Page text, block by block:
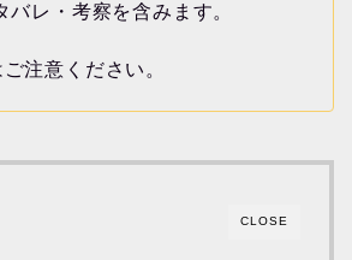
バレ・考察を含みます。
注意ください。
CLOSE